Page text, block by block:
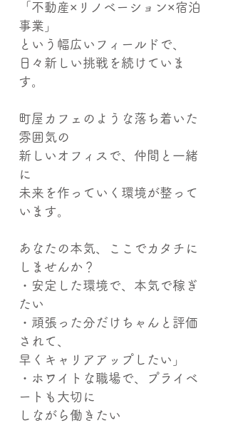
「不動産×リノベーション×宿泊
事業」
という幅広いフィールドで、
日々新しい挑戦を続けていま
す。
町屋カフェのような落ち着いた
雰囲気の
新しいオフィスで、仲間と一緒
に
未来を作っていく環境が整って
います。
あなたの本気、ここでカタチに
しませんか？
・安定した環境で、本気で稼ぎ
たい
・頑張った分だけちゃんと評価
されて、
早くキャリアアップしたい」
・ホワイトな職場で、プライベ
ートも大切に
しながら働きたい